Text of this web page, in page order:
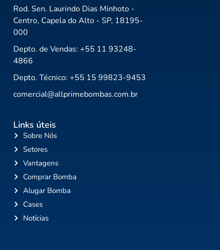
Links úteis
Sobre Nós
Setores
Vantagens
Comprar Bomba
Alugar Bomba
Cases
Notícias
Rod. Sen. Laurindo Dias Minhoto -
Centro, Capela do Alto - SP, 18195-
000
Depto. de Vendas: +55 11 93248-
4866
Depto. Técnico: +55 15 99823-9453
comercial@allprimebombas.com.br